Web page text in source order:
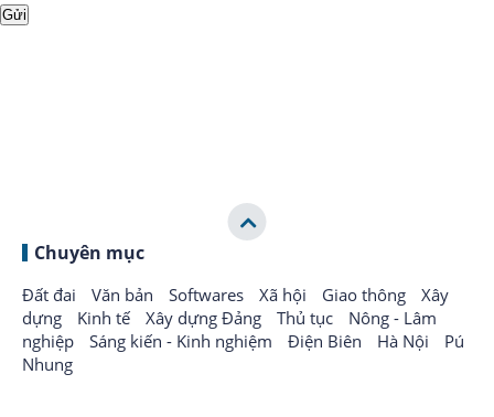
Chuyên mục
Đất đai Văn bản Softwares Xã hội Giao thông
Xây
dựng
Kinh tế Xây dựng Đảng Thủ tục
Nông - Lâm
nghiệp
Sáng kiến - Kinh nghiệm Điện Biên Hà Nội
Pú
Nhung